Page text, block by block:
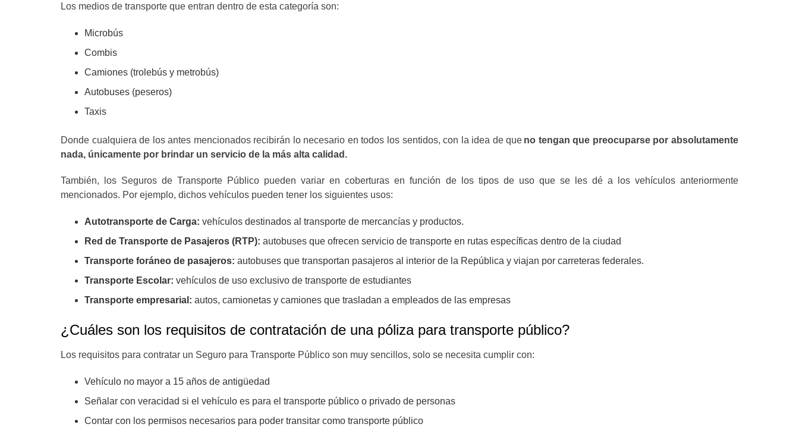
Los medios de transporte que entran dentro de esta categoría son:
Microbús
Combis
Camiones (trolebús y metrobús)
Autobuses (peseros)
Taxis
Donde cualquiera de los antes mencionados recibirán lo necesario en todos los sentidos, con la idea de que no tengan que preocuparse por absolutamente
nada, únicamente por brindar un servicio de la más alta calidad.
También, los Seguros de Transporte Público pueden variar en coberturas en función de los tipos de uso que se les dé a los vehículos anteriormente
mencionados. Por ejemplo, dichos vehículos pueden tener los siguientes usos:
Autotransporte de Carga: vehículos destinados al transporte de mercancías y productos.
Red de Transporte de Pasajeros (RTP): autobuses que ofrecen servicio de transporte en rutas específicas dentro de la ciudad
Transporte foráneo de pasajeros: autobuses que transportan pasajeros al interior de la República y viajan por carreteras federales.
Transporte Escolar: vehículos de uso exclusivo de transporte de estudiantes
Transporte empresarial: autos, camionetas y camiones que trasladan a empleados de las empresas
¿Cuáles son los requisitos de contratación de una póliza para transporte público?
Los requisitos para contratar un Seguro para Transporte Público son muy sencillos, solo se necesita cumplir con:
Vehículo no mayor a 15 años de antigüedad
Señalar con veracidad si el vehículo es para el transporte público o privado de personas
Contar con los permisos necesarios para poder transitar como transporte público